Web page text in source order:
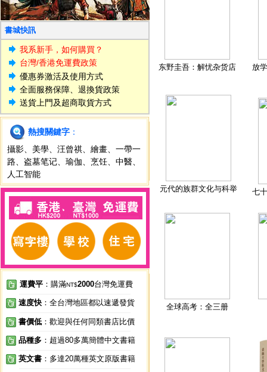
書城快訊
我系新手，如何購買？
台灣/香港免運費政策
優惠券激活及使用方式
全面服務保障、退換貨政策
送貨上門及超商取貨方式
熱搜關鍵字 ：
攝影
美學 汪曾祺 繪畫
一帶一
路
盗墓笔记 瑜伽 烹饪 中醫
人工智能
運費平 ：購滿NT$2000台灣免運費
速度快 ：全台灣地區都以速遞發貨
書價低 ：歡迎與任何同類書店比價
品種多 ：超過80多萬簡體中文書籍
英文書 ：多達20萬種英文原版書籍
东野圭吾：解忧杂货店 放
元代的族群文化与科举 七
全球高考：全三册